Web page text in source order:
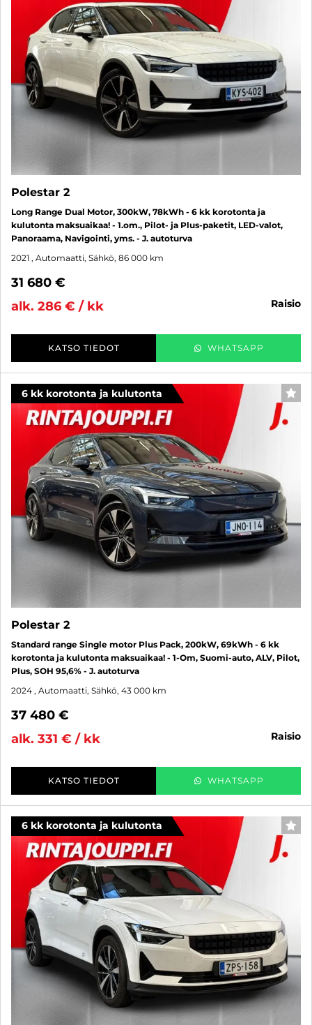
Polestar 2
Long Range Dual Motor, 300kW, 78kWh - 6 kk korotonta ja
kulutonta maksuaikaa! - 1.om., Pilot- ja Plus-paketit, LED-valot,
Panoraama, Navigointi, yms. - J. autoturva
2021 , Automaatti, Sähkö, 86 000 km
31 680 €
alk. 286 € / kk
raisio
KATSO TIEDOT WHATSAPP
6 kk korotonta ja kulutonta
Polestar 2
Standard range Single motor Plus Pack, 200kW, 69kWh - 6 kk
korotonta ja kulutonta maksuaikaa! - 1-Om, Suomi-auto, ALV, Pilot,
Plus, SOH 95,6% - J. autoturva
2024 , Automaatti, Sähkö, 43 000 km
37 480 €
alk. 331 € / kk
raisio
KATSO TIEDOT WHATSAPP
6 kk korotonta ja kulutonta